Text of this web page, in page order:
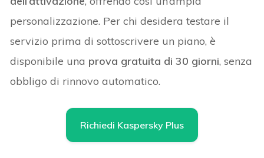
personalizzazione. Per chi desidera testare il
servizio prima di sottoscrivere un piano, è
disponibile una prova gratuita di 30 giorni, senza
obbligo di rinnovo automatico.
Richiedi Kaspersky Plus